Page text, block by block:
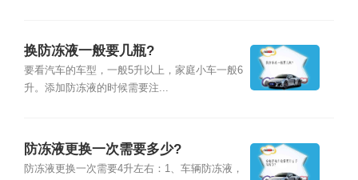
换防冻液一般要几瓶?
要看汽车的车型，一般5升以上，家庭小车一般6
升。添加防冻液的时候需要注...
防冻液更换一次需要多少?
防冻液更换一次需要4升左右：1、车辆防冻液，